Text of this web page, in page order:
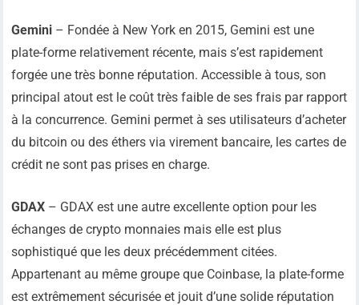
Gemini – Fondée à New York en 2015, Gemini est une
plate-forme relativement récente, mais s’est rapidement
forgée une très bonne réputation. Accessible à tous, son
principal atout est le coût très faible de ses frais par rapport
à la concurrence. Gemini permet à ses utilisateurs d’acheter
du bitcoin ou des éthers via virement bancaire, les cartes de
crédit ne sont pas prises en charge.
GDAX – GDAX est une autre excellente option pour les
échanges de crypto monnaies mais elle est plus
sophistiqué que les deux précédemment citées.
Appartenant au même groupe que Coinbase, la plate-forme
est extrêmement sécurisée et jouit d’une solide réputation